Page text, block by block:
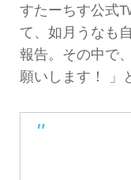
すたーちす公式
て、如月うなも
報告。その中で
願いします！ ︎︎」